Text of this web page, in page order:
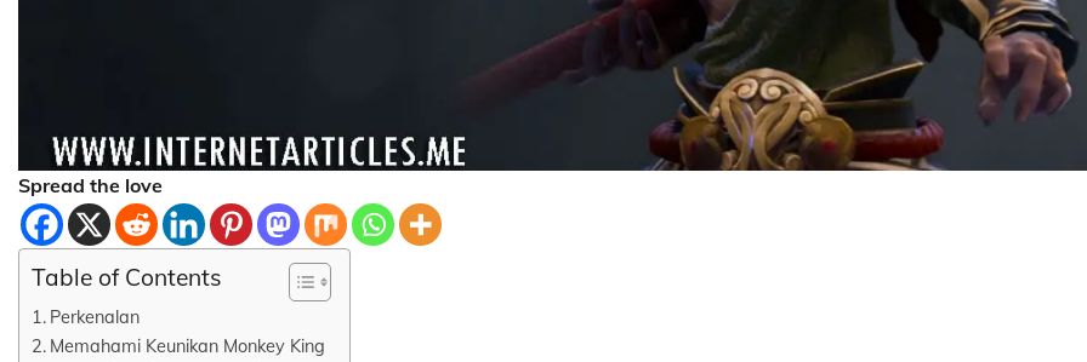
Spread the love
Table of Contents
Perkenalan
Memahami Keunikan Monkey King